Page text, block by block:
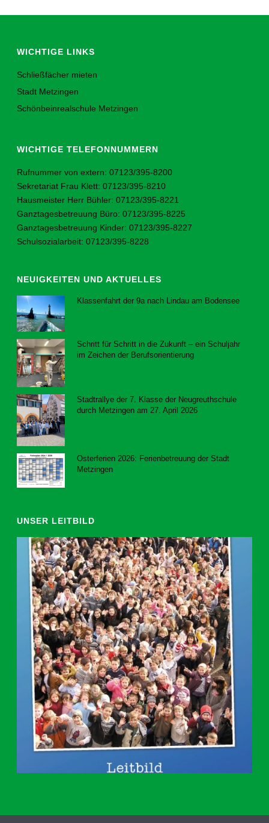
WICHTIGE LINKS
Schließfächer mieten
Stadt Metzingen
Schönbeinrealschule Metzingen
WICHTIGE TELEFONNUMMERN
Rufnummer von extern: 07123/395-8200
Sekretariat Frau Klett: 07123/395-8210
Hausmeister Herr Bühler: 07123/395-8221
Ganztagesbetreuung Büro: 07123/395-8225
Ganztagesbetreuung Kinder: 07123/395-8227
Schulsozialarbeit: 07123/395-8228
NEUIGKEITEN UND AKTUELLES
Klassenfahrt der 9a nach Lindau am Bodensee
Schritt für Schritt in die Zukunft – ein Schuljahr
im Zeichen der Berufsorientierung
Stadtrallye der 7. Klasse der Neugreuthschule
durch Metzingen am 27. April 2026
Osterferien 2026: Ferienbetreuung der Stadt
Metzingen
UNSER LEITBILD